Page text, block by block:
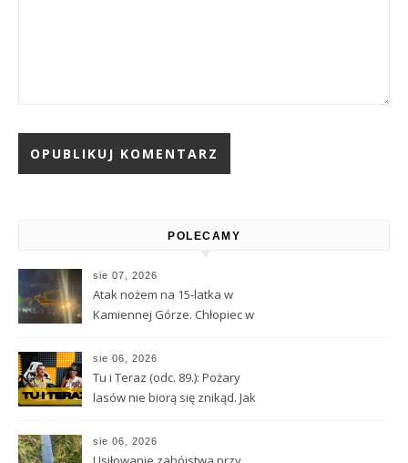
POLECAMY
sie 07, 2026
Atak nożem na 15-latka w
Kamiennej Górze. Chłopiec w
przetransportowany
śmigłowcem LPR
sie 06, 2026
Tu i Teraz (odc. 89.): Pożary
lasów nie biorą się znikąd. Jak
sie 06, 2026